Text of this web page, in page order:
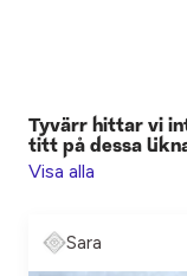
Tyvärr hittar vi
titt på dessa
Visa alla
Sara